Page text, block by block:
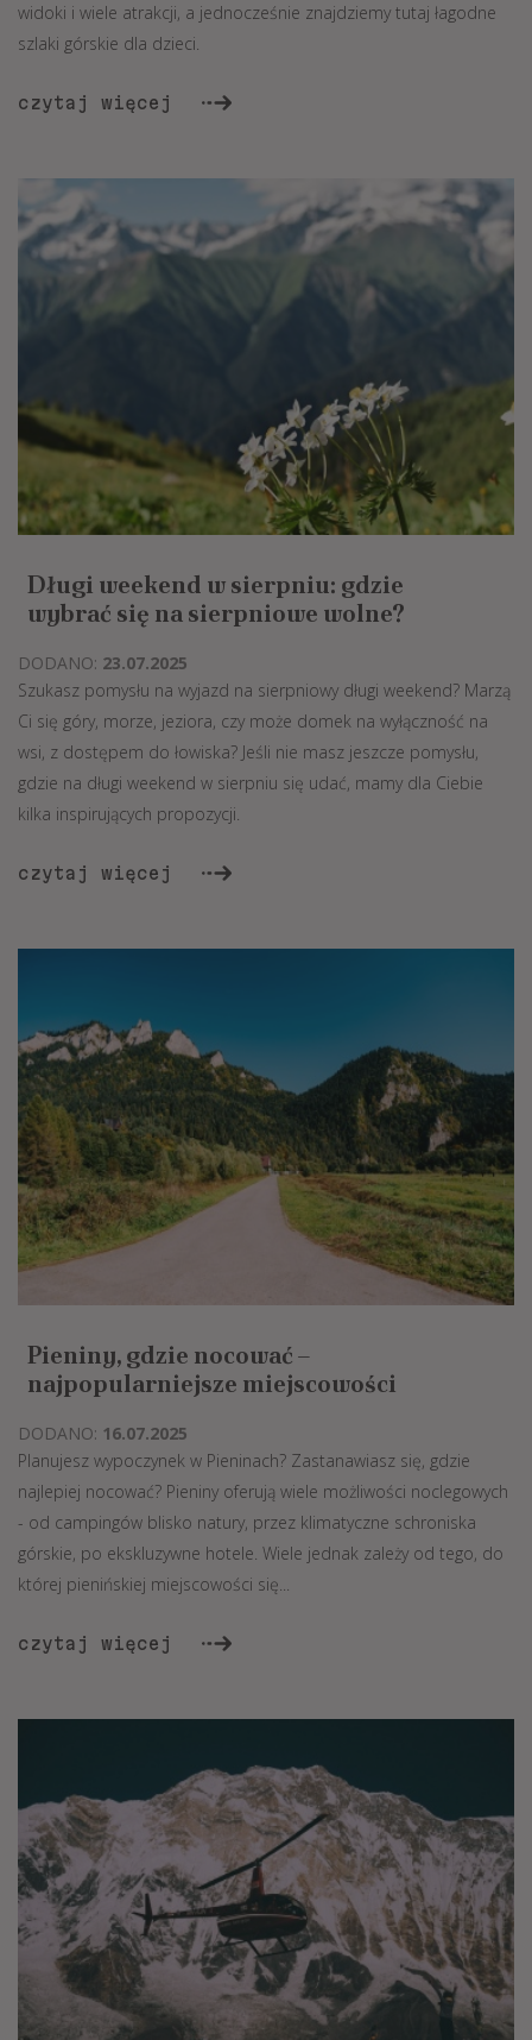
widoki i wiele atrakcji, a jednocześnie znajdziemy tutaj łagodne
szlaki górskie dla dzieci.
czytaj więcej
Długi weekend w sierpniu: gdzie
wybrać się na sierpniowe wolne?
DODANO: 23.07.2025
Szukasz pomysłu na wyjazd na sierpniowy długi weekend? Marzą
Ci się góry, morze, jeziora, czy może domek na wyłączność na
wsi, z dostępem do łowiska? Jeśli nie masz jeszcze pomysłu,
gdzie na długi weekend w sierpniu się udać, mamy dla Ciebie
kilka inspirujących propozycji.
czytaj więcej
Pieniny, gdzie nocować –
najpopularniejsze miejscowości
DODANO: 16.07.2025
Planujesz wypoczynek w Pieninach? Zastanawiasz się, gdzie
najlepiej nocować? Pieniny oferują wiele możliwości noclegowych
- od campingów blisko natury, przez klimatyczne schroniska
górskie, po ekskluzywne hotele. Wiele jednak zależy od tego, do
której pienińskiej miejscowości się...
czytaj więcej